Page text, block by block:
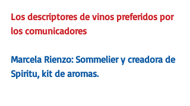
Los descriptores de vinos preferidos por
los comunicadores
Marcela Rienzo: Sommelier y creadora de
Spiritu, kit de aromas.